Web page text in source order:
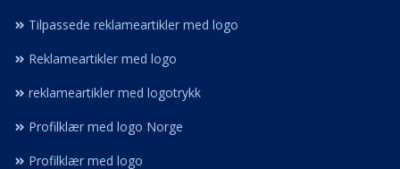
Tilpassede reklameartikler med logo
Reklameartikler med logo
reklameartikler med logotrykk
Profilklær med logo Norge
Profilklær med logo